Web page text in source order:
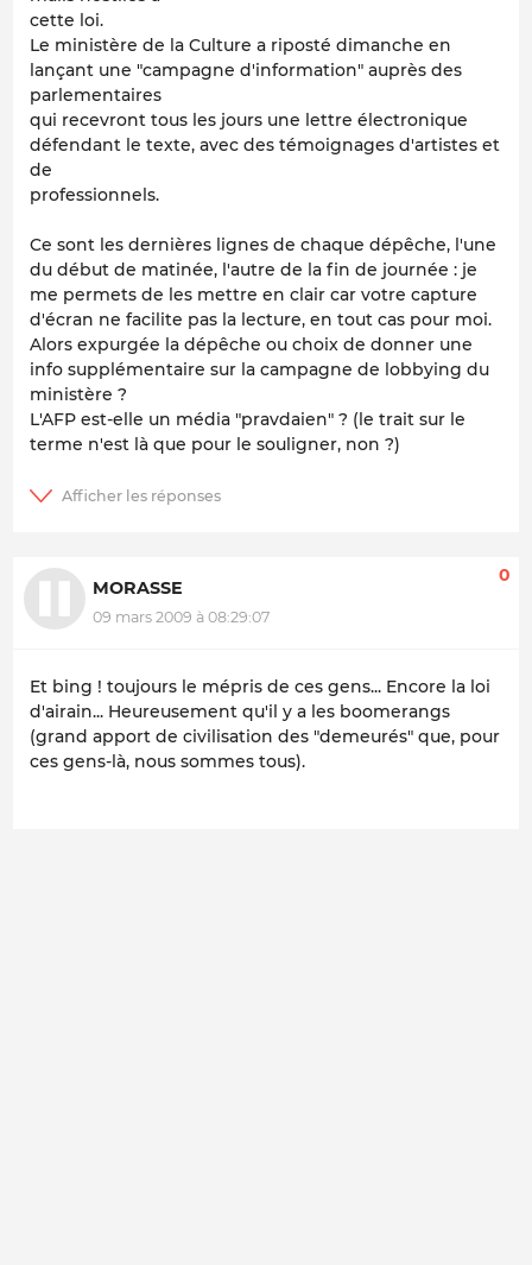
cette loi.
Le ministère de la Culture a riposté dimanche en
lançant une "campagne d'information" auprès des
parlementaires
qui recevront tous les jours une lettre électronique
défendant le texte, avec des témoignages d'artistes et
de
professionnels.
Ce sont les dernières lignes de chaque dépêche, l'une
du début de matinée, l'autre de la fin de journée : je
me permets de les mettre en clair car votre capture
d'écran ne facilite pas la lecture, en tout cas pour moi.
Alors expurgée la dépêche ou choix de donner une
info supplémentaire sur la campagne de lobbying du
ministère ?
L'AFP est-elle un média "pravdaien" ? (le trait sur le
terme n'est là que pour le souligner, non ?)
MORASSE
09 mars 2009 à 08:29:07
0
Et bing ! toujours le mépris de ces gens... Encore la loi
d'airain... Heureusement qu'il y a les boomerangs
(grand apport de civilisation des "demeurés" que, pour
ces gens-là, nous sommes tous).